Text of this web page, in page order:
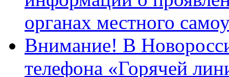
органах местного
Внимание! В
телефона «Горячей